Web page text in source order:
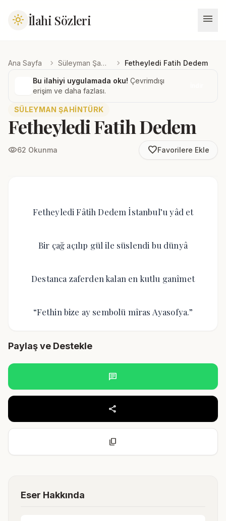
light_mode İlahi Sözleri menu
Ana Sayfa chevron_right Süleyman Şahintürk chevron_right Fetheyledi Fatih Dedem
Bu ilahiyi uygulamada oku! Çevrimdışı
erişim ve daha fazlası.
SÜLEYMAN ŞAHINTÜRK
Fetheyledi Fatih Dedem
visibility62 Okunma favorite_borderFavorilere Ekle
Fetheyledi Fâtih Dedem İstanbul’u yâd et
Bir çağ açılıp gül ile süslendi bu dünyâ
Destanca zaferden kalan en kutlu ganîmet
“Fethin bize ay sembolü mîras Ayasofya.”
Paylaş ve Destekle
chat
share
content_copy
Eser Hakkında